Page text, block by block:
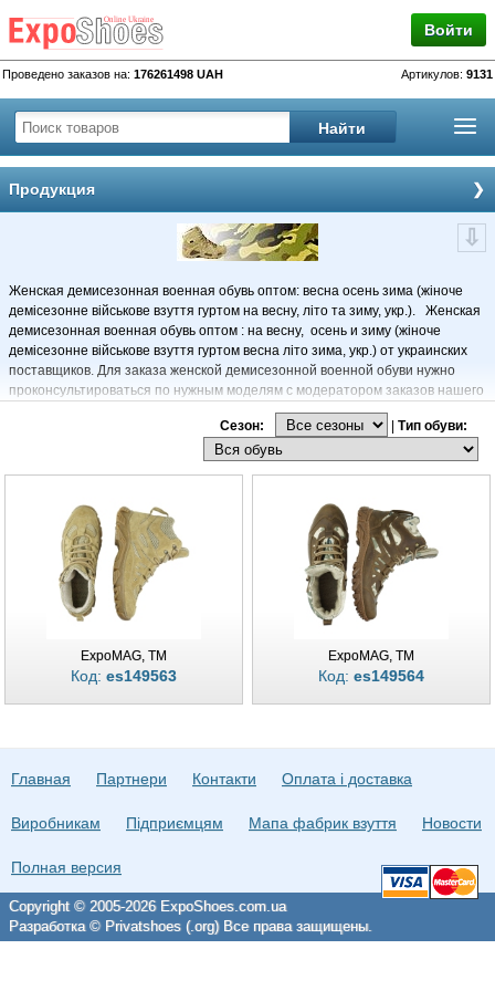
Войти
Проведено заказов на: 176261498 UAH Артикулов: 9131
Продукция
Женская демисезонная военная обувь оптом: весна осень зима (жіноче
демісезонне військове взуття гуртом на весну, літо та зиму, укр.). Женская
демисезонная военная обувь оптом : на весну, осень и зиму (жіноче
демісезонне військове взуття гуртом весна літо зима, укр.) от украинских
поставщиков. Для заказа женской демисезонной военной обуви нужно
проконсультироваться по нужным моделям с модератором заказов нашего
портала по указанным телефонам для оформления заказа. Заказать
можно при предоплате на счета производителя от 30 и более % за общую
сумму заказа. Доплатить остаток суммы во многих случаях можно перед
Сезон: | Тип обуви:
ExpoMAG, TM
Код: es149563
ExpoMAG, TM
Код: es149564
Главная Партнери Контакти Оплата і доставка
Виробникам Підприємцям Мапа фабрик взуття Новости
Полная версия
Copyright © 2005-2026 ExpoShoes.com.ua
Разработка © Privatshoes (.org) Все права защищены.